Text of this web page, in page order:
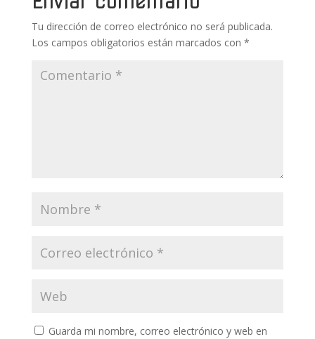
Tu dirección de correo electrónico no será publicada.
Los campos obligatorios están marcados con *
Guarda mi nombre, correo electrónico y web en